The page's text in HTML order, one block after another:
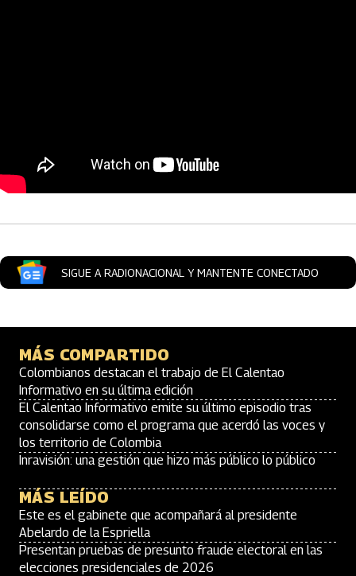
Artículos Player
SIGUE A RADIONACIONAL Y MANTENTE CONECTADO
MÁS COMPARTIDO
Colombianos destacan el trabajo de El Calentao
Informativo en su última edición
El Calentao Informativo emite su último episodio tras
consolidarse como el programa que acerdó las voces y
los territorio de Colombia
Inravisión: una gestión que hizo más público lo público
MÁS LEÍDO
Este es el gabinete que acompañará al presidente
Abelardo de la Espriella
Presentan pruebas de presunto fraude electoral en las
elecciones presidenciales de 2026